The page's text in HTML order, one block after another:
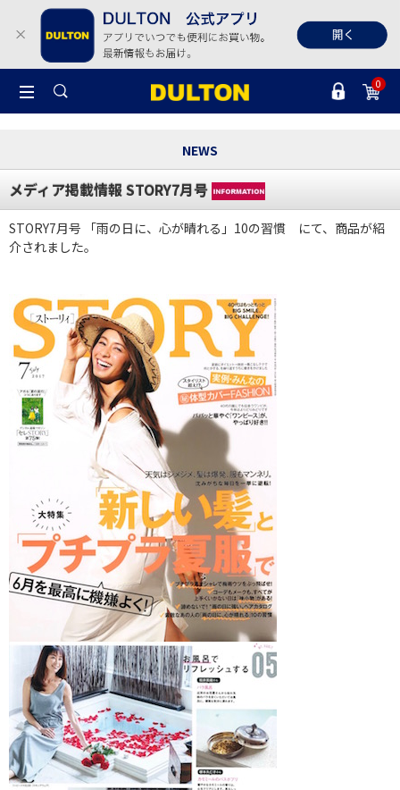
0
NEWS
メディア掲載情報 STORY7月号
STORY7月号 「雨の日に、心が晴れる」10の習慣 にて、商品が紹
介されました。